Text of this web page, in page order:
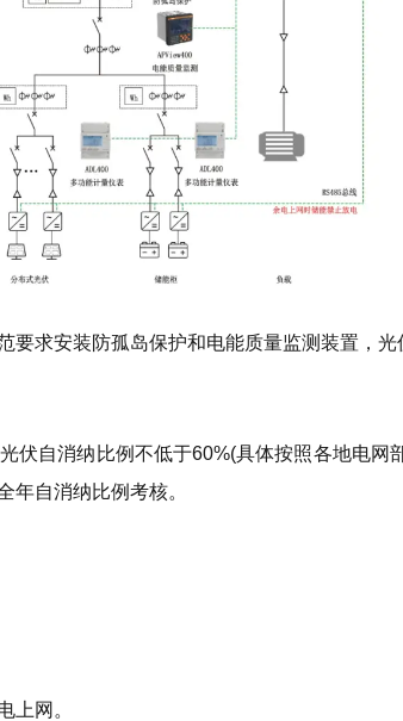
要求安装防孤岛保护和电能质量监测装置，
伏自消纳比例不低于60%(具体按照各地电
年自消纳比例考核。
上网。